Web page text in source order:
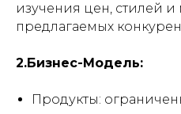
изучения цен, стилей и
предлагаемых
2.Бизнес-Модель:
Продукты: